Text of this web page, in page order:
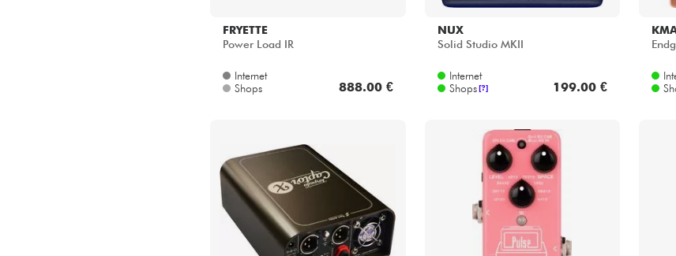
FRYETTE
Power Load IR
Internet
Shops
888.00 €
NUX
Solid Studio MKII
Internet
Shops [?] 199.00 €